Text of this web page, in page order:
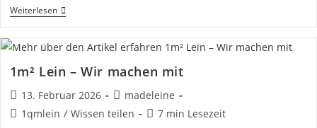
WeiterlesenJährlich
Am
Februar
1m² Lein – Wir machen mit
Beitrag
veröffentlicht:
13. Februar 2026
Beitrags-
Autor:
madeleine
Beitrags-
1qmlein / Wissen teilen Lesedauer:
7 min Lesezeit